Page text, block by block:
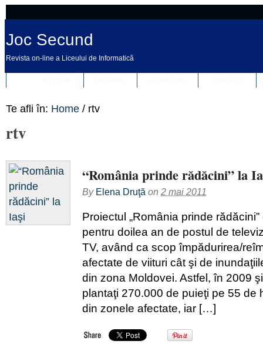
Joc Secund
Revista on-line a Liceului de Informatică
Te afli în: Home / rtv
rtv
“România prinde rădăcini” la
By Elena Druţă on 2 mai 2011
Proiectul „România prinde
pentru doilea an de postul de
TV, având ca scop împădurirea/
afectate de viituri cât şi de
din zona Moldovei. Astfel, în 2009
plantaţi 270.000 de puieţi pe 55 de
din zonele afectate, iar […]